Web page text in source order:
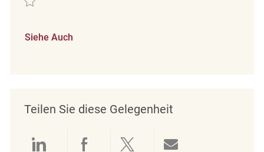
Siehe Auch
Teilen Sie diese Gelegenheit